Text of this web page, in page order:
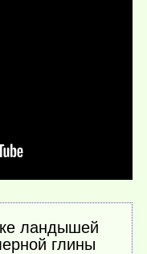
ландышей
глины